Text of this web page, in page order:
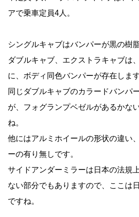
アで乗車定員4人。
シングルキャブはバンパーが黒の樹
ダブルキャブ、エクストラキャブは
に、ボディ同色バンパーが存在します
同じダブルキャブのカラードバンパ
が、フォグランプベゼルがあるかな
ね。
他にはアルミホイールの形状の違い
ーの有り無しです。
サイドアンダーミラーは日本の法規
ない部分でもありますので、ここは
ですね。